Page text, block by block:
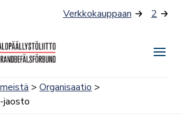
Verkkokauppaan 2
>Organisaatio >
jaosto